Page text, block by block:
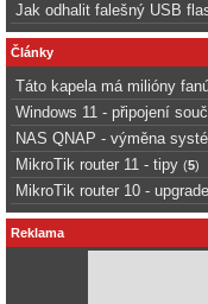
Jak odhalit falešný USB
Články
Táto kapela má milióny
Windows 11 - připojení
NAS QNAP - výměna
MikroTik router 11 - tipy (5)
MikroTik router 10 -
Reklama